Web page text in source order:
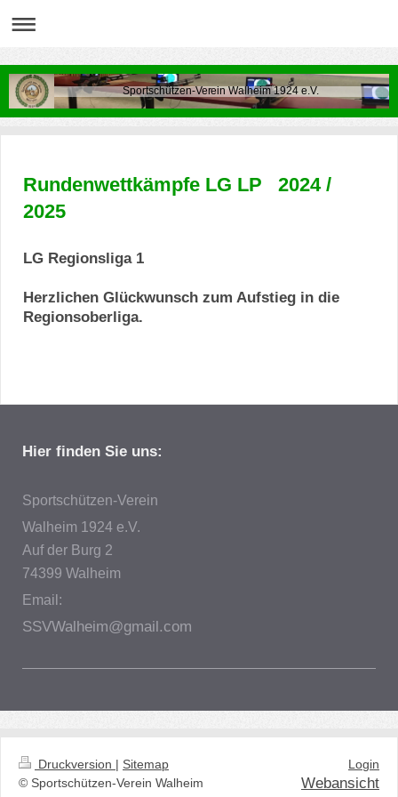
Sportschützen-Verein Walheim 1924 e.V.
Rundenwettkämpfe LG LP 2024 /
2025
LG Regionsliga 1
Herzlichen Glückwunsch zum Aufstieg in die
Regionsoberliga.
Hier finden Sie uns:
Sportschützen-Verein
Walheim 1924 e.V.
Auf der Burg 2
74399 Walheim
Email:
SSVWalheim@gmail.com
Druckversion
Sitemap
© Sportschützen-Verein Walheim
Login
Webansicht